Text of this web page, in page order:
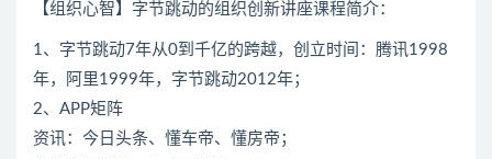
【组织心智】字节跳动的组织创新讲座课程简介：
1、字节跳动7年从0到千亿的跨越，创立时间：腾讯1998
年，阿里1999年，字节跳动2012年；
2、APP矩阵
资讯：今日头条、懂车帝、懂房帝；